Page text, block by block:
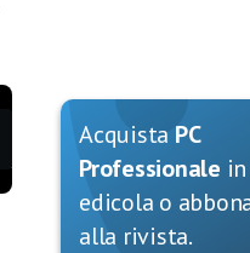
Acquista PC
Professionale in
edicola o
alla rivista.